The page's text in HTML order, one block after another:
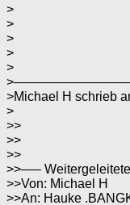
>
>
>
>
>
>Michael H schrieb
>
>>
>>
>>
>>—–
>>Von: Michael H
>>An: Hauke